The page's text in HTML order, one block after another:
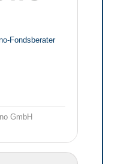
Fondsberater
GmbH